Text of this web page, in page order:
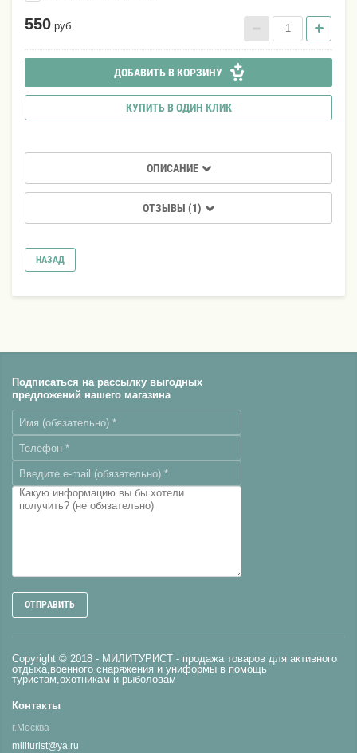
550 руб.
ДОБАВИТЬ В КОРЗИНУ
КУПИТЬ В ОДИН КЛИК
ОПИСАНИЕ
ОТЗЫВЫ (1)
НАЗАД
Подписаться на рассылку выгодных
предложений нашего магазина
ОТПРАВИТЬ
Copyright © 2018 - МИЛИТУРИСТ - продажа товаров для активного
отдыха,военного снаряжения и униформы в помощь
туристам,охотникам и рыболовам
Контакты
г.Москва
militurist@ya.ru